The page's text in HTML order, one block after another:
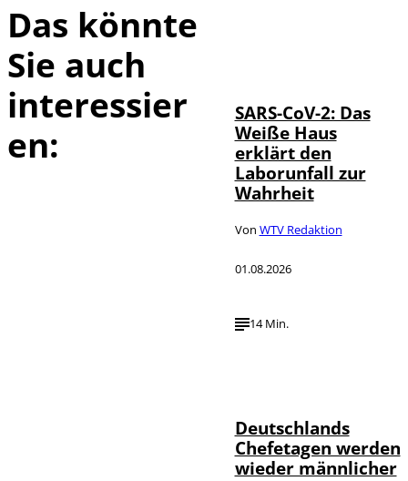
Das könnte
Sie auch
interessier
en:
SARS-CoV-2: Das
Weiße Haus
erklärt den
Laborunfall zur
Wahrheit
Von WTV Redaktion
01.08.2026
14 Min.
Deutschlands
Chefetagen werden
wieder männlicher